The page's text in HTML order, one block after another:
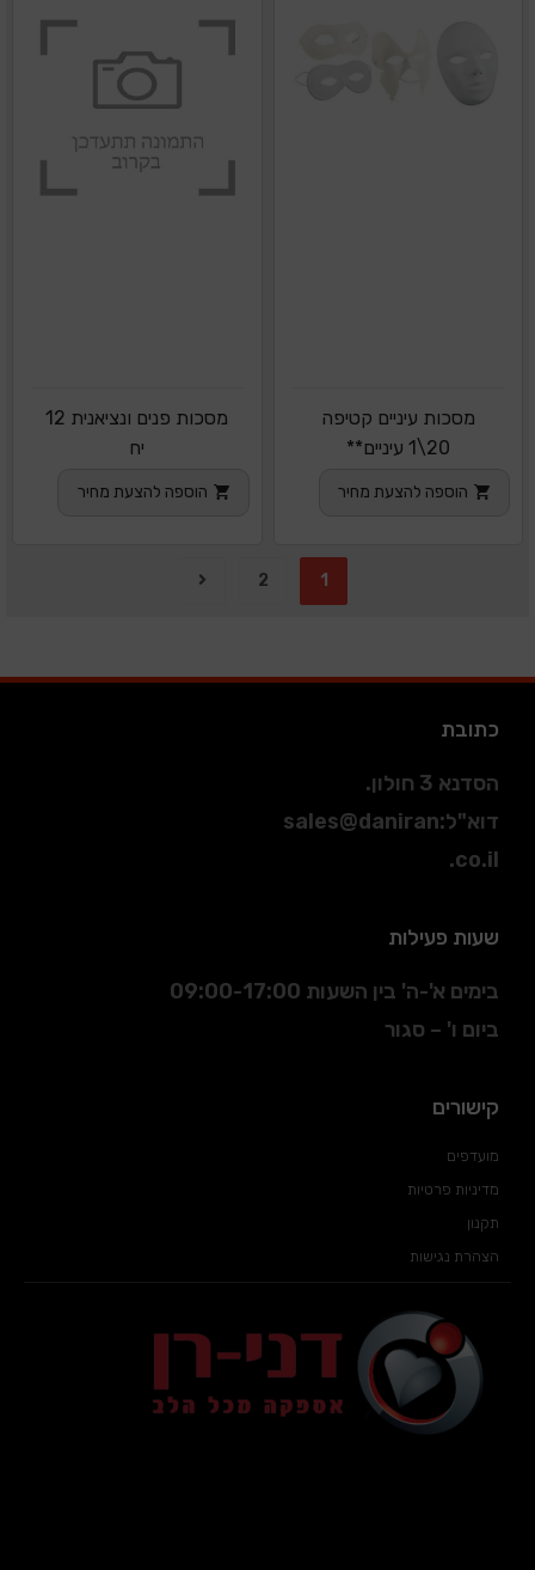
מסכות עיניים קטיפה
20\1 עיניים**
הוספה להצעת מחיר
מסכות פנים ונציאנית 12
יח
הוספה להצעת מחיר
1
2
כתובת
הסדנא 3 חולון.
דוא"ל:
sales@daniran
.co.il
שעות פעילות
בימים א'-ה' בין השעות 09:00-17:00
ביום ו' – סגור
קישורים
מועדפים
מדיניות פרטיות
תקנון
הצהרת נגישות